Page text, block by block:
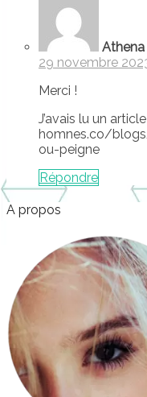
Athena
29 novembre
Merci !
J’avais lu un
homnes.co/
ou-peigne
Répondre
A propos